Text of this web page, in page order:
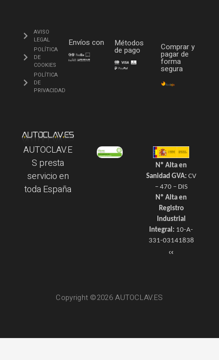
AVISO
LEGAL
POLÍTICA
DE
COOKIES
POLÍTICA
DE
PRIVACIDAD
Envíos con Métodos
de pago Comprar y
pagar de
forma
segura
AUTOCLAV.E
S presta
servicio en
toda España
Nº Alta en
Sanidad GVA: CV
– 470 – DIS
Nº Alta en
Registro
Industrial
Integral: 10-A-
331-03141838
Copyright ©2026 AUTOCLAV.ES